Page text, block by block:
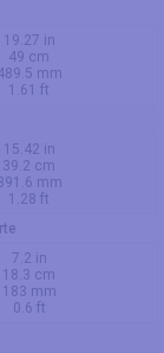
19.27 in
49 cm
mm
1.61 ft
15.42 in
39.2 cm
mm
1.28 ft
7.2 in
18.3 cm
183 mm
0.6 ft